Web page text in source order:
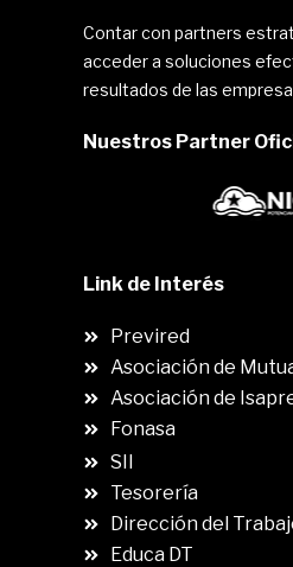
Contar con partners
acceder a soluciones
resultados de las
Nuestros Partner
Link de Interés
Previred
Asociación de
Asociación de
Fonasa
SII
Tesorería
Dirección del
Educa DT